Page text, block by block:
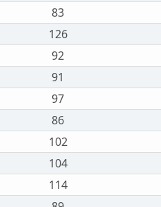
83
126
92
91
97
86
102
104
114